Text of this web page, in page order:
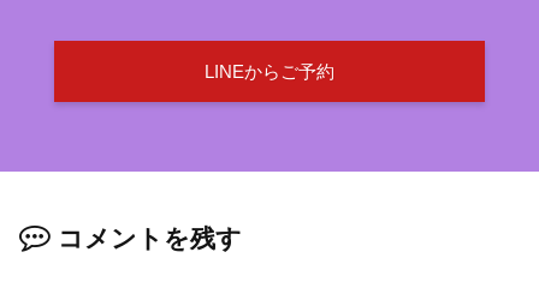
LINEからご予約
コメントを残す